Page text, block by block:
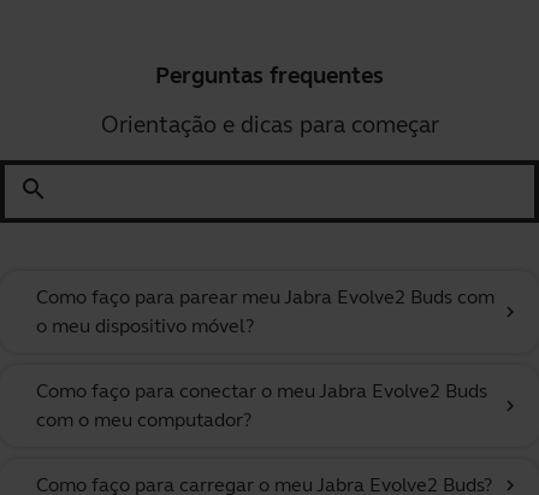
Perguntas frequentes
Orientação e dicas para começar
search
Como faço para parear meu Jabra Evolve2 Buds com
o meu dispositivo móvel?
chevron_right
Como faço para conectar o meu Jabra Evolve2 Buds
com o meu computador?
chevron_right
Como faço para carregar o meu Jabra Evolve2 Buds? chevron_right